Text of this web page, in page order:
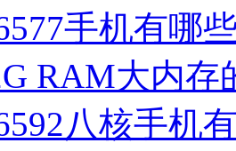
手机有哪
RAM大内存
八核手机